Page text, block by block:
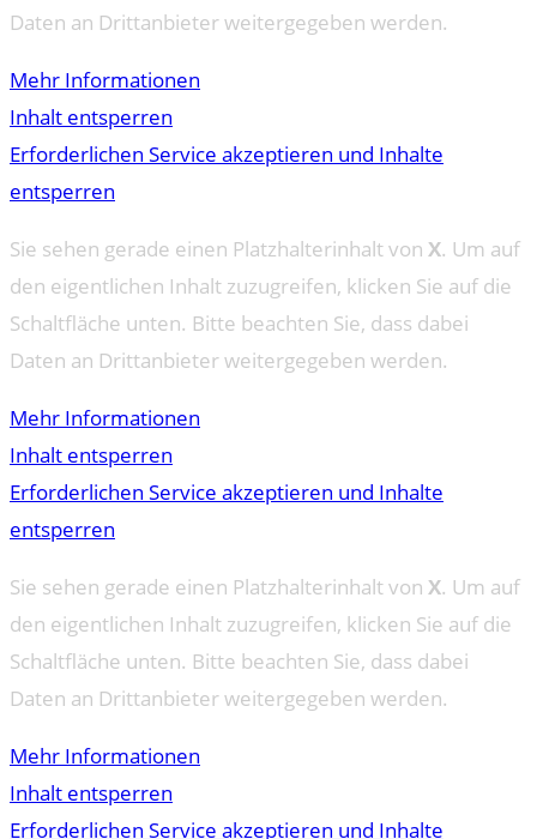
Daten an Drittanbieter weitergegeben werden.
Mehr Informationen
Inhalt entsperren
Erforderlichen Service akzeptieren und Inhalte
entsperren
Sie sehen gerade einen Platzhalterinhalt von X. Um auf
den eigentlichen Inhalt zuzugreifen, klicken Sie auf die
Schaltfläche unten. Bitte beachten Sie, dass dabei
Daten an Drittanbieter weitergegeben werden.
Mehr Informationen
Inhalt entsperren
Erforderlichen Service akzeptieren und Inhalte
entsperren
Sie sehen gerade einen Platzhalterinhalt von X. Um auf
den eigentlichen Inhalt zuzugreifen, klicken Sie auf die
Schaltfläche unten. Bitte beachten Sie, dass dabei
Daten an Drittanbieter weitergegeben werden.
Mehr Informationen
Inhalt entsperren
Erforderlichen Service akzeptieren und Inhalte